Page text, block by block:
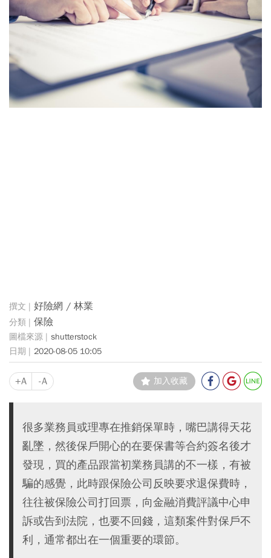
好險網 / 林業
保險
shutterstock
2020-08-05 10:05
+A -A 加入收藏
很多業務員或理專在推銷保單時，嘴巴講得天花
亂墜，然後保戶開心的在要保書等合約簽名後才
發現，買的產品跟當初業務員講的不一樣，有被
騙的感覺，此時跟保險公司反映要求退保費時，
往往被保險公司打回票，向金融消費評議中心申
訴或告到法院，也要不回錢，這類案件對保戶不
利，通常都出在一個重要的環節。